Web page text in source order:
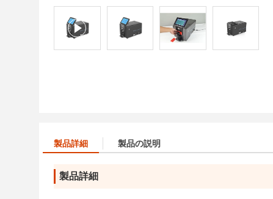
製品詳細 製品の説明
製品詳細